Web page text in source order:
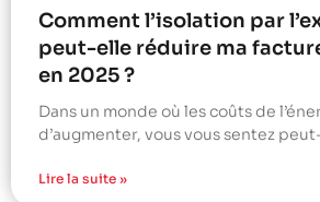
Comment l’isolation par
peut-elle réduire ma
en 2025 ?
Dans un monde où les coûts de
d’augmenter, vous vous sentez
Lire la suite »